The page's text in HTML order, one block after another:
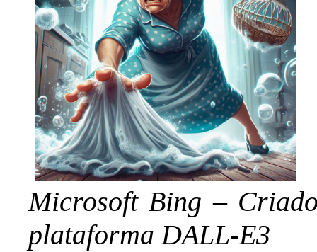
Microsoft Bing –
plataforma DALL-E3